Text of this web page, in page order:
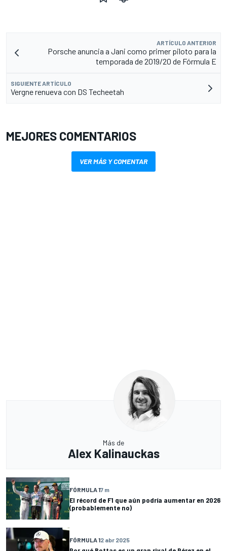
ARTÍCULO ANTERIOR
Porsche anuncia a Jani como primer piloto para la
temporada de 2019/20 de Fórmula E
SIGUIENTE ARTÍCULO
Vergne renueva con DS Techeetah
MEJORES COMENTARIOS
VER MÁS Y COMENTAR
Más de
Alex Kalinauckas
FÓRMULA 17 m
El récord de F1 que aún podría aumentar en 2026
(probablemente no)
FÓRMULA 12 abr 2025